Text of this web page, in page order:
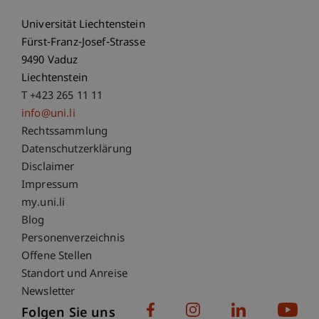
Universität Liechtenstein
Fürst-Franz-Josef-Strasse
9490 Vaduz
Liechtenstein
T +423 265 11 11
info@uni.li
Fußzeile Rechtliche Hinweise
Rechtssammlung
Datenschutzerklärung
Disclaimer
Impressum
Fußzeile Subdomain-Verzeichnis
my.uni.li
Blog
Personenverzeichnis
Offene Stellen
Standort und Anreise
Newsletter
Folgen Sie uns